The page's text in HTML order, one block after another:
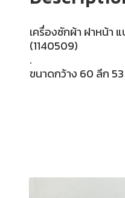
เครื่องซักผ้า ฝาหน้า
(1140509)
.
ขนาดกว้าง 60 ลึก